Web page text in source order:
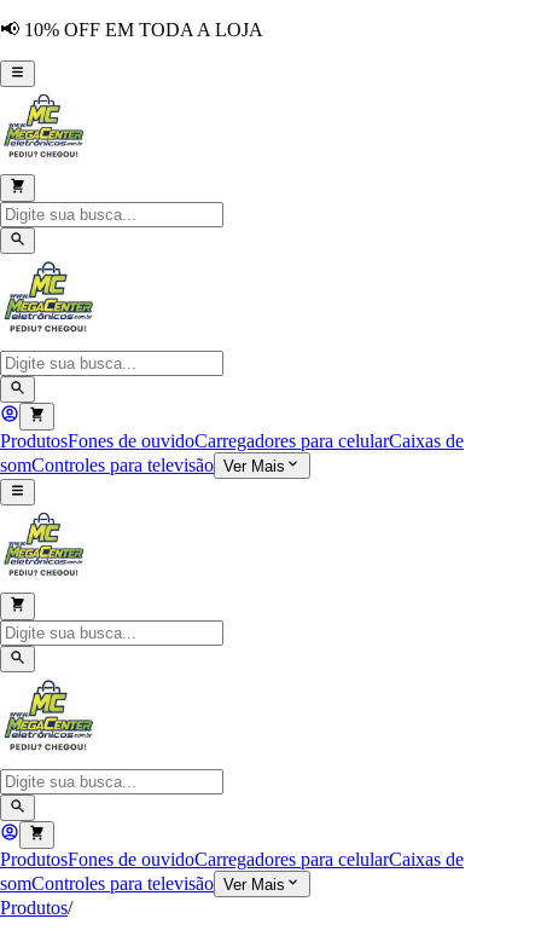
📢 10% OFF EM TODA A LOJA
ProdutosFones de ouvidoCarregadores para celularCaixas de
somControles para televisão Ver Mais
ProdutosFones de ouvidoCarregadores para celularCaixas de
somControles para televisão Ver Mais
Produtos/